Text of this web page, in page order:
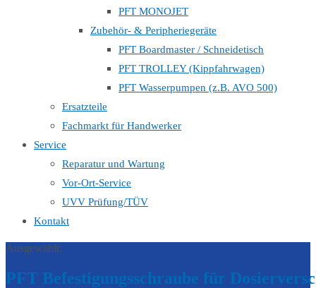
PFT MONOJET
Zubehör- & Peripheriegeräte
PFT Boardmaster / Schneidetisch
PFT TROLLEY (Kippfahrwagen)
PFT Wasserpumpen (z.B. AVO 500)
Ersatzteile
Fachmarkt für Handwerker
Service
Reparatur und Wartung
Vor-Ort-Service
UVV Prüfung/TÜV
Kontakt
Ausgewählt:
PFT Befestigungsschraube für